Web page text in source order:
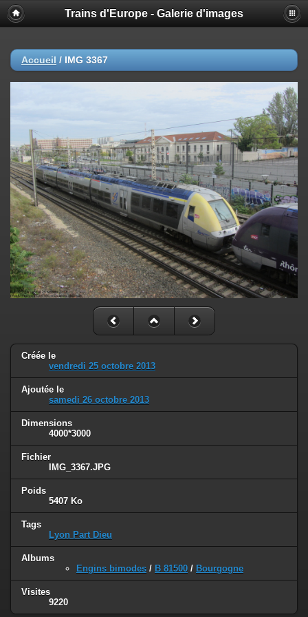
Trains d'Europe - Galerie d'images
Accueil / IMG 3367
Créée le
vendredi 25 octobre 2013
Ajoutée le
samedi 26 octobre 2013
Dimensions
4000*3000
Fichier
IMG_3367.JPG
Poids
5407 Ko
Tags
Lyon Part Dieu
Albums
Engins bimodes / B 81500 / Bourgogne
Visites
9220